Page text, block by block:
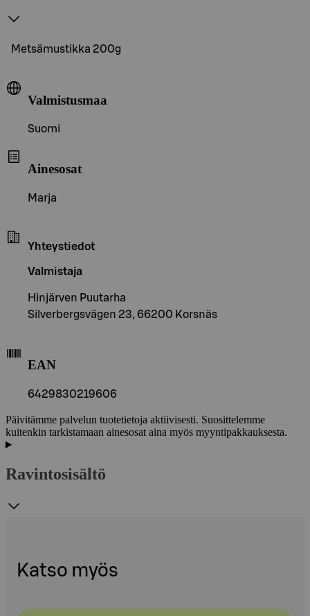
Metsämustikka 200g
Valmistusmaa
Suomi
Ainesosat
Marja
Yhteystiedot
Valmistaja
Hinjärven Puutarha
Silverbergsvägen 23, 66200 Korsnäs
EAN
6429830219606
Päivitämme palvelun tuotetietoja aktiivisesti. Suosittelemme
kuitenkin tarkistamaan ainesosat aina myös myyntipakkauksesta.
Ravintosisältö
Katso myös